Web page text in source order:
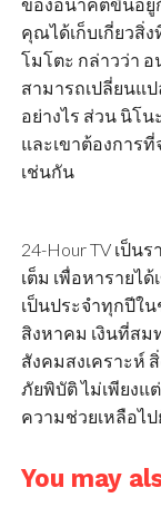
คุณได้เก็บเกี่ยวสิ่
โมโตะ กล่าวว่า
สามารถเปลี่ยนแ
อย่างไร ส่วน นิโ
และเขาต้องการที่
เช่นกัน
24-Hour TV เป็น
เต็ม เพื่อหารายไ
เป็นประจำทุกปีใ
สิงหาคม เงินที่สม
สังคมสงเคราะห์
ภัยพิบัติ ไม่เพียงแ
ความช่วยเหลือไ
You may